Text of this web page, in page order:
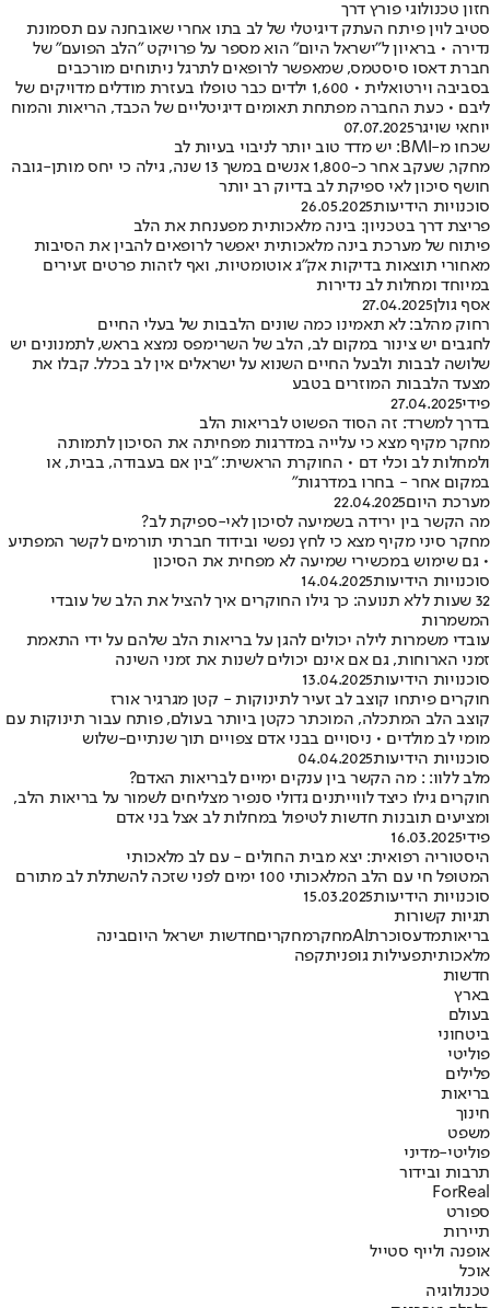
חזון טכנולוגי פורץ דרך
סטיב לוין פיתח העתק דיגיטלי של לב בתו אחרי שאובחנה עם תסמונת
נדירה • בראיון ל"ישראל היום" הוא מספר על פרויקט "הלב הפועם" של
חברת דאסו סיסטמס, שמאפשר לרופאים לתרגל ניתוחים מורכבים
בסביבה וירטואלית • 1,600 ילדים כבר טופלו בעזרת מודלים מדויקים של
ליבם • כעת החברה מפתחת תאומים דיגיטליים של הכבד, הריאות והמוח
יוחאי שויגר07.07.2025
שכחו מ-BMI: יש מדד טוב יותר לניבוי בעיות לב
מחקר, שעקב אחר כ-1,800 אנשים במשך 13 שנה, גילה כי יחס מותן-גובה
חושף סיכון לאי ספיקת לב בדיוק רב יותר
סוכנויות הידיעות26.05.2025
פריצת דרך בטכניון: בינה מלאכותית מפענחת את הלב
פיתוח של מערכת בינה מלאכותית יאפשר לרופאים להבין את הסיבות
מאחורי תוצאות בדיקות אק"ג אוטומטיות, ואף לזהות פרטים זעירים
במיוחד ומחלות לב נדירות
אסף גולן27.04.2025
רחוק מהלב: לא תאמינו כמה שונים הלבבות של בעלי החיים
לחגבים יש צינור במקום לב, הלב של השרימפס נמצא בראש, לתמנונים יש
שלושה לבבות ולבעל החיים השנוא על ישראלים אין לב בכלל. קבלו את
מצעד הלבבות המוזרים בטבע
פידי27.04.2025
בדרך למשרד: זה הסוד הפשוט לבריאות הלב
מחקר מקיף מצא כי עלייה במדרגות מפחיתה את הסיכון לתמותה
ולמחלות לב וכלי דם • החוקרת הראשית: "בין אם בעבודה, בבית, או
במקום אחר - בחרו במדרגות"
מערכת היום22.04.2025
מה הקשר בין ירידה בשמיעה לסיכון לאי-ספיקת לב?
מחקר סיני מקיף מצא כי לחץ נפשי ובידוד חברתי תורמים לקשר המפתיע
• גם שימוש במכשירי שמיעה לא מפחית את הסיכון
סוכנויות הידיעות14.04.2025
32 שעות ללא תנועה: כך גילו החוקרים איך להציל את הלב של עובדי
המשמרות
עובדי משמרות לילה יכולים להגן על בריאות הלב שלהם על ידי התאמת
זמני הארוחות, גם אם אינם יכולים לשנות את זמני השינה
סוכנויות הידיעות13.04.2025
חוקרים פיתחו קוצב לב זעיר לתינוקות - קטן מגרגיר אורז
קוצב הלב המתכלה, המוכתר כקטן ביותר בעולם, פותח עבור תינוקות עם
מומי לב מולדים • ניסויים בבני אדם צפויים תוך שנתיים-שלוש
סוכנויות הידיעות04.04.2025
מלב ללוו: : מה הקשר בין ענקים ימיים לבריאות האדם?
חוקרים גילו כיצד לווייתנים גדולי סנפיר מצליחים לשמור על בריאות הלב,
ומציעים תובנות חדשות לטיפול במחלות לב אצל בני אדם
פידי16.03.2025
היסטוריה רפואית: יצא מבית החולים - עם לב מלאכותי
המטופל חי עם הלב המלאכותי 100 ימים לפני שזכה להשתלת לב מתורם
סוכנויות הידיעות15.03.2025
תגיות קשורות
בריאותמדעסוכרתAIמחקרמחקריםחדשות ישראל היוםבינה
מלאכותיתפעילות גופניתקפה
חדשות
בארץ
בעולם
ביטחוני
פוליטי
פלילים
בריאות
חינוך
משפט
פוליטי-מדיני
תרבות ובידור
ForReal
ספורט
תיירות
אופנה ולייף סטייל
אוכל
טכנולוגיה